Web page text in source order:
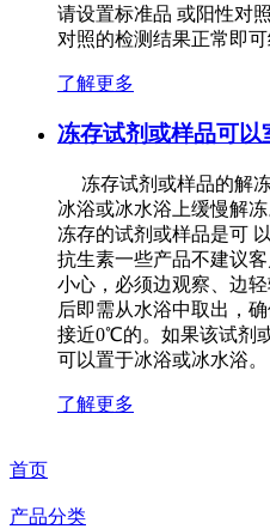
请设置标准品 或阳性对
对照的检测结果正常即可
了解更多
冻存试剂或样品可
冻存试剂或样品的解
冰浴或冰水浴上缓慢解
冻存的试剂或样品是可
抗生素一些产品不建议
小心，必须边观察、边
后即需从水浴中取出，
接近0℃的。如果该试剂
可以置于冰浴或冰水浴。
了解更多
首页
产品分类